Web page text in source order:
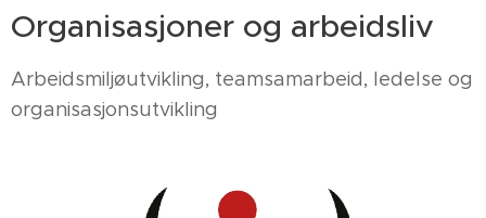
Organisasjoner og arbeidsliv
Arbeidsmiljøutvikling, teamsamarbeid, ledelse og
organisasjonsutvikling